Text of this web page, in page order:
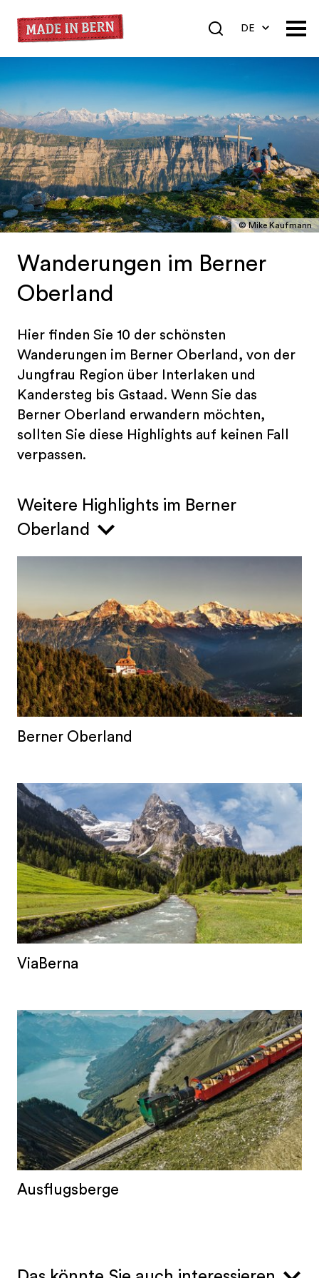
DE
© Mike Kaufmann
Wanderungen im Berner
Oberland
Hier finden Sie 10 der schönsten
Wanderungen im Berner Oberland, von der
Jungfrau Region über Interlaken und
Kandersteg bis Gstaad. Wenn Sie das
Berner Oberland erwandern möchten,
sollten Sie diese Highlights auf keinen Fall
verpassen.
Weitere Highlights im Berner
Oberland
Berner Oberland
ViaBerna
Ausflugsberge